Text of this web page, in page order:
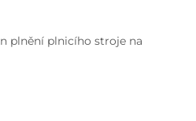
plnění plnicího stroje na